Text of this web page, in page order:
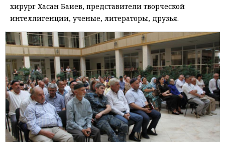
хирург Хасан Баиев, представители творческой
интеллигенции, ученые, литераторы, друзья.